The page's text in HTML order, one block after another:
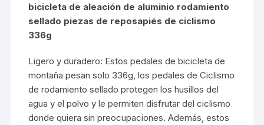
bicicleta de aleación de aluminio rodamiento
sellado piezas de reposapiés de ciclismo
336g
Ligero y duradero: Estos pedales de bicicleta de
montaña pesan solo 336g, los pedales de Ciclismo
de rodamiento sellado protegen los husillos del
agua y el polvo y le permiten disfrutar del ciclismo
donde quiera sin preocupaciones. Además, estos